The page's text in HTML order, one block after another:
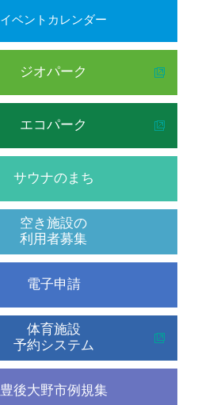
イベントカレンダー
ジオパーク
エコパーク
サウナのまち
空き施設の
利用者募集
電子申請
体育施設
予約システム
豊後大野市例規集